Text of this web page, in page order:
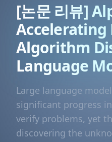
[논문 리뷰]
Accelerating
Algorithm
Language
Large language
significant progress
verify problems, yet
discovering the